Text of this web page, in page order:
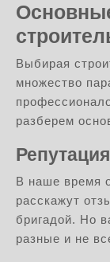
Выбирая
множество
разберем
В наше время
расскажут
бригадой. Но
разные и не